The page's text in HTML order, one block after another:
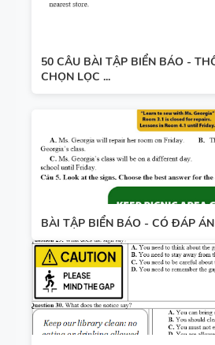
50 CÂU BÀI TẬP BIỂN BÁO -
CHỌN LỌC ...
BÀI TẬP BIỂN BÁO - CÓ ĐÁP ÁN